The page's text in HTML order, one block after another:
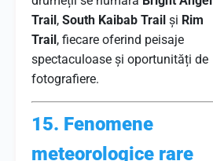
Trail, South Kaibab Trail și Rim
Trail, fiecare oferind peisaje
spectaculoase și oportunități de
fotografiere.
15. Fenomene
meteorologice rare